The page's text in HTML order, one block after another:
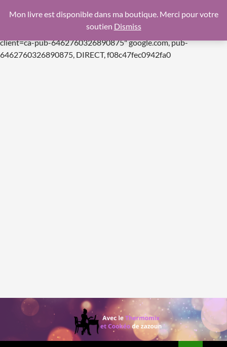
f08c47fec0942fa0
https://pagead2.googlesyndication.com/pagead/js/
client=ca-pub-6462760326890875"google.com, pub-
6462760326890875, DIRECT, f08c47fec0942fa0Aller
Mon livre est disponible dans ma boutique. Merci pour votre
soutien Dismiss